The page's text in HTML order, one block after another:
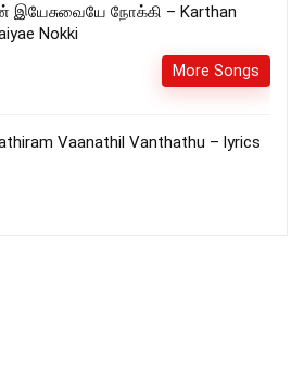
இயேசுவையே நோக்கி – Karthan
Nokki
More Songs
Vaanathil Vanthathu – lyrics